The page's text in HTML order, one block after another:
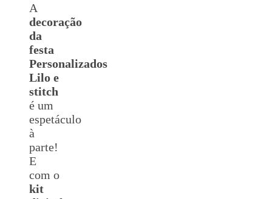
A
decoração
da
festa
Personalizados
Lilo e
stitch
é um
espetáculo
à
parte!
E
com o
kit